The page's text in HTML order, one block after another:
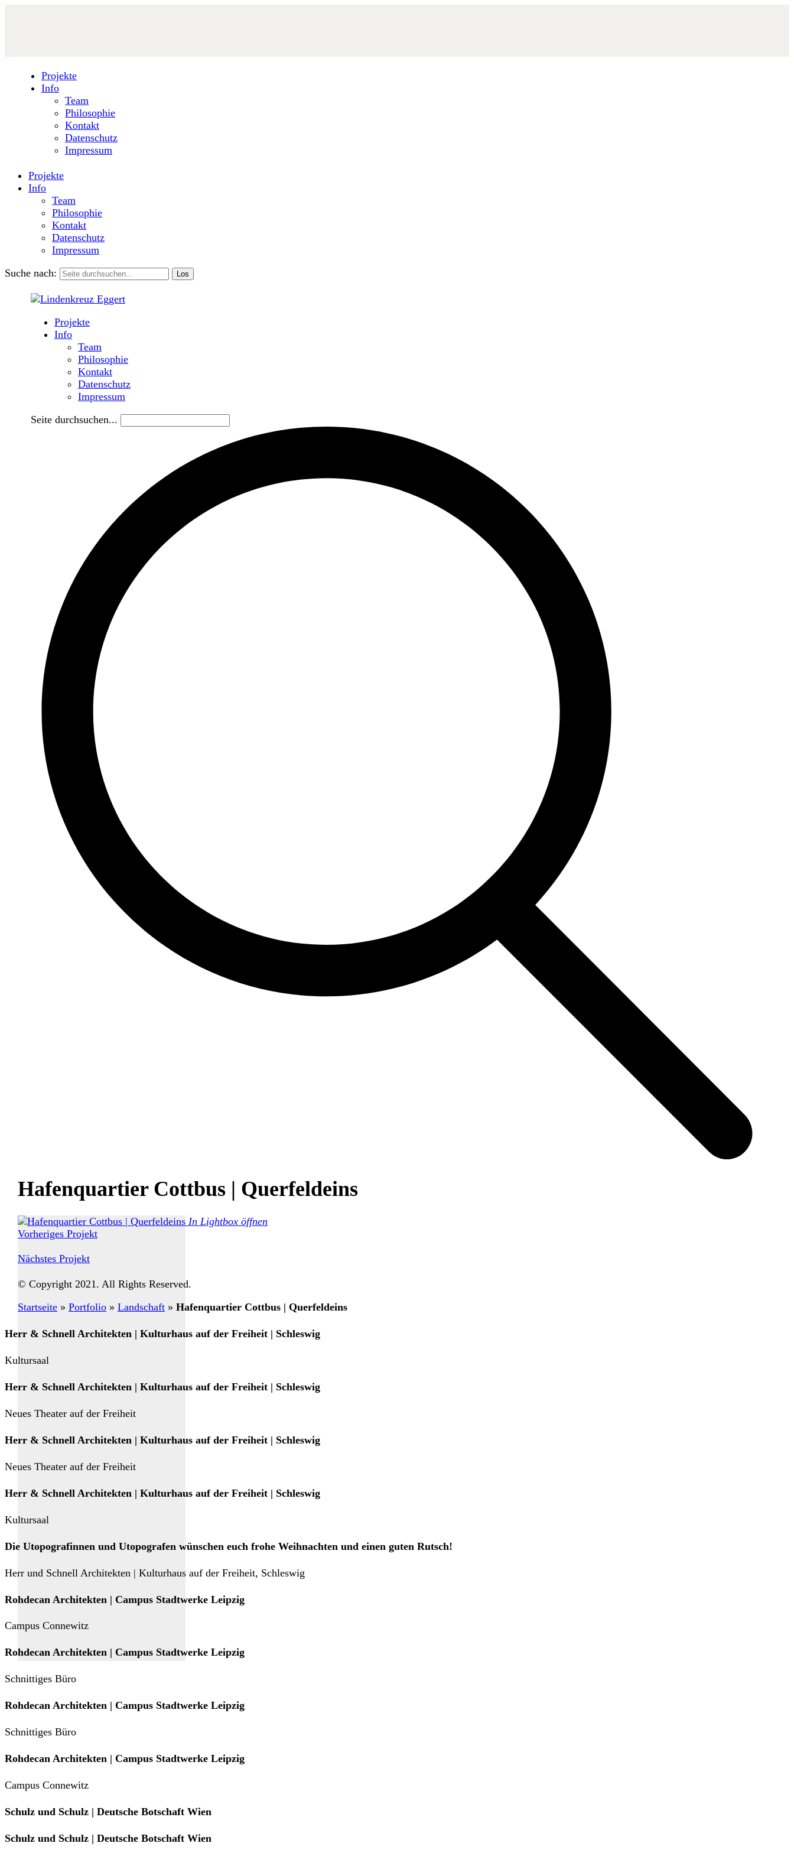
Projekte
Info
Team
Philosophie
Kontakt
Datenschutz
Impressum
Projekte
Info
Team
Philosophie
Kontakt
Datenschutz
Impressum
Suche nach:
Projekte
Info
Team
Philosophie
Kontakt
Datenschutz
Impressum
Seite durchsuchen...
Hafenquartier Cottbus | Querfeldeins
In Lightbox öffnen
Vorheriges Projekt
Nächstes Projekt
© Copyright 2021. All Rights Reserved.
Startseite » Portfolio » Landschaft » Hafenquartier Cottbus | Querfeldeins
Herr & Schnell Architekten | Kulturhaus auf der Freiheit | Schleswig
Kultursaal
Herr & Schnell Architekten | Kulturhaus auf der Freiheit | Schleswig
Neues Theater auf der Freiheit
Herr & Schnell Architekten | Kulturhaus auf der Freiheit | Schleswig
Neues Theater auf der Freiheit
Herr & Schnell Architekten | Kulturhaus auf der Freiheit | Schleswig
Kultursaal
Die Utopografinnen und Utopografen wünschen euch frohe Weihnachten und einen guten Rutsch!
Herr und Schnell Architekten | Kulturhaus auf der Freiheit, Schleswig
Rohdecan Architekten | Campus Stadtwerke Leipzig
Campus Connewitz
Rohdecan Architekten | Campus Stadtwerke Leipzig
Schnittiges Büro
Rohdecan Architekten | Campus Stadtwerke Leipzig
Schnittiges Büro
Rohdecan Architekten | Campus Stadtwerke Leipzig
Campus Connewitz
Schulz und Schulz | Deutsche Botschaft Wien
Schulz und Schulz | Deutsche Botschaft Wien